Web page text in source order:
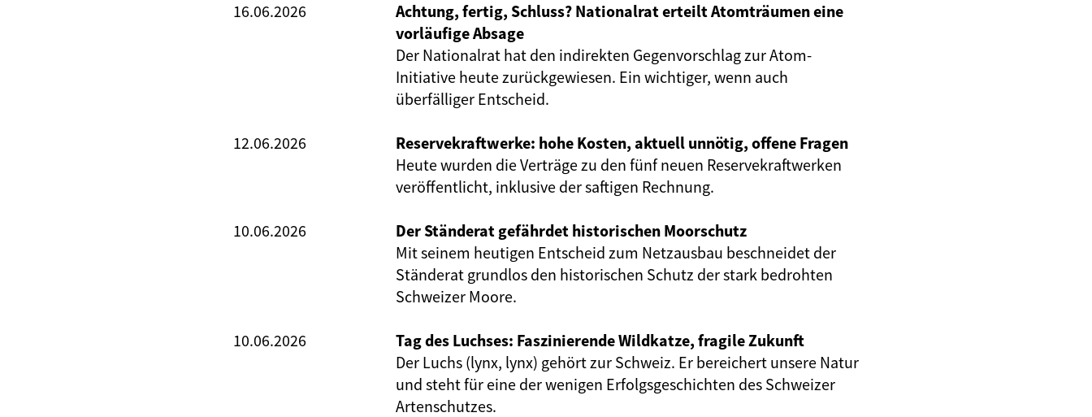
16.06.2026
Achtung, fertig, Schluss? Nationalrat erteilt Atomträumen eine
vorläufige Absage
Der Nationalrat hat den indirekten Gegenvorschlag zur Atom-
Initiative heute zurückgewiesen. Ein wichtiger, wenn auch
überfälliger Entscheid.
12.06.2026
Reservekraftwerke: hohe Kosten, aktuell unnötig, offene Fragen
Heute wurden die Verträge zu den fünf neuen Reservekraftwerken
veröffentlicht, inklusive der saftigen Rechnung.
10.06.2026
Der Ständerat gefährdet historischen Moorschutz
Mit seinem heutigen Entscheid zum Netzausbau beschneidet der
Ständerat grundlos den historischen Schutz der stark bedrohten
Schweizer Moore.
10.06.2026
Tag des Luchses: Faszinierende Wildkatze, fragile Zukunft
Der Luchs (lynx, lynx) gehört zur Schweiz. Er bereichert unsere Natur
und steht für eine der wenigen Erfolgsgeschichten des Schweizer
Artenschutzes.